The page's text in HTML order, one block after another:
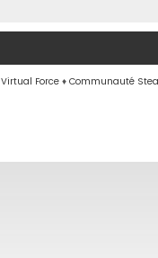
Virtual Force ♦ Communauté